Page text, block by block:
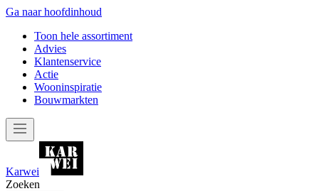
Ga naar hoofdinhoud
Toon hele assortiment
Advies
Klantenservice
Actie
Wooninspiratie
Bouwmarkten
Karwei
Zoeken